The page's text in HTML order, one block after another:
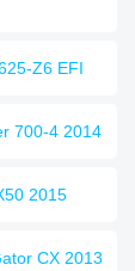
Z6 EFI
700-4 2014
2015
CX 2013